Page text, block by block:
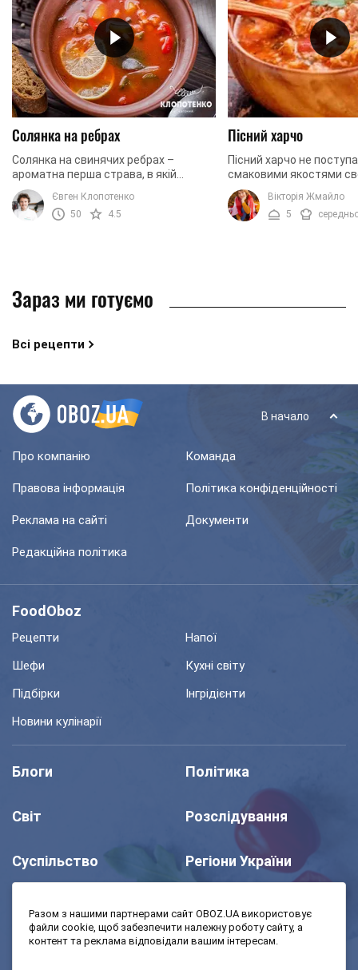
Солянка на ребрах
Солянка на свинячих ребрах –
ароматна перша страва, в якій
поєднується багато пряних та
пікантних смаків. Саме таке м'ясо
ідеально підходить для ...
Євген Клопотенко
50
4.5
Пісний харчо
Пісний харчо не
смаковими якостями
попереднику,
Чи так це, дивіться у
адаптованому для
Вікторія Жмайло
5
Зараз ми готуємо
Всі рецепти
В начало
Про компанію Команда
Правова інформація Політика конфіденційності
Реклама на сайті Документи
Редакційна політика
FoodOboz
Рецепти
Напої
Шефи
Кухні світу
Підбірки
Інгрідієнти
Новини кулінарії
Блоги Політика
Світ Розслідування
Суспільство Регіони України
Моя школа
Разом з нашими партнерами сайт OBOZ.UA використовує
файли cookie, щоб забезпечити належну роботу сайту, а
контент та реклама відповідали вашим інтересам.